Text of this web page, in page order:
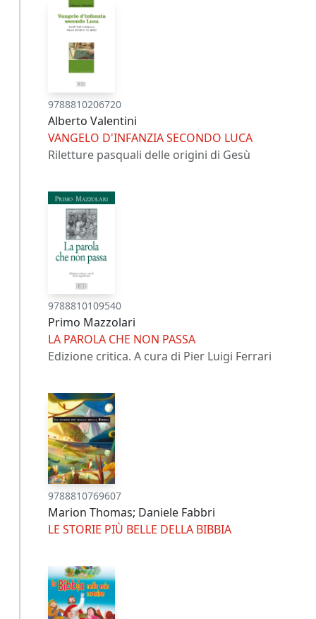
9788810206720
Alberto Valentini
VANGELO D'INFANZIA SECONDO LUCA
Riletture pasquali delle origini di Gesù
9788810109540
Primo Mazzolari
LA PAROLA CHE NON PASSA
Edizione critica. A cura di Pier Luigi Ferrari
9788810769607
Marion Thomas; Daniele Fabbri
LE STORIE PIÙ BELLE DELLA BIBBIA